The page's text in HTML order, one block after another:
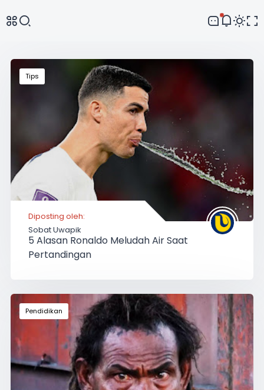
Comment
Tips
Diposting oleh:
Sobat Uwapik
5 Alasan Ronaldo Meludah Air Saat
Pertandingan
Pendidikan